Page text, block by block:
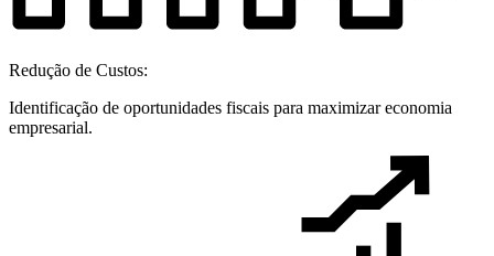
Redução de Custos:
Identificação de oportunidades fiscais para maximizar economia
empresarial.